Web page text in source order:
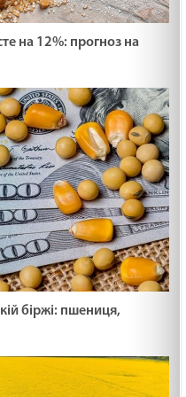
на 12%: прогноз на
біржі: пшениця,